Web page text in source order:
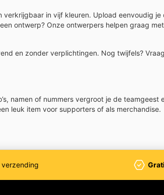
in vijf kleuren. Upload eenvoudig
ontwerp? Onze ontwerpers helpen graag
en zonder verplichtingen. Nog twijfels?
namen of nummers vergroot je de teamgeest
leuk item voor supporters of als merchandise.
verzending